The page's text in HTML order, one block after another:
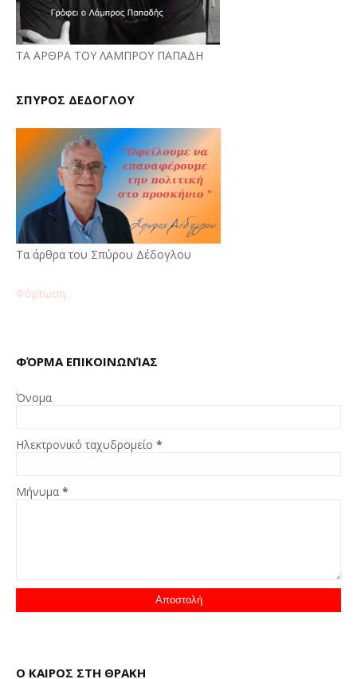
ΤΑ ΑΡΘΡΑ ΤΟΥ ΛΑΜΠΡΟΥ ΠΑΠΑΔΗ
ΣΠΥΡΟΣ ΔΕΔΟΓΛΟΥ
Τα άρθρα του Σπύρου Δέδογλου
Φόρτωση...
ΦΌΡΜΑ ΕΠΙΚΟΙΝΩΝΊΑΣ
Όνομα
Ηλεκτρονικό ταχυδρομείο *
Μήνυμα *
Ο ΚΑΙΡΟΣ ΣΤΗ ΘΡΑΚΗ